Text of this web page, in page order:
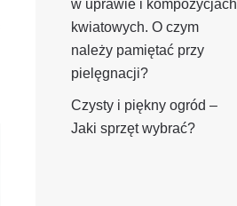
w uprawie i kompozycjach
kwiatowych. O czym
należy pamiętać przy
pielęgnacji?
Czysty i piękny ogród –
Jaki sprzęt wybrać?